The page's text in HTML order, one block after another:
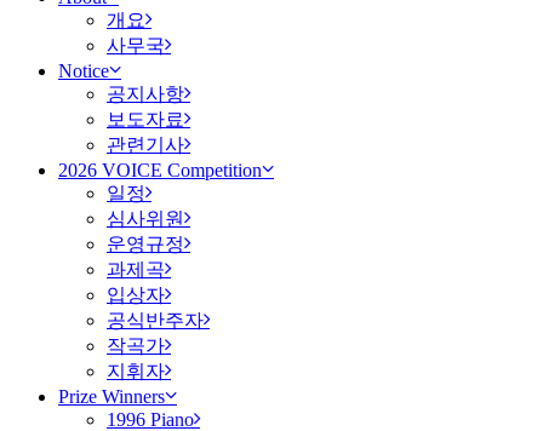
개요
사무국
Notice
공지사항
보도자료
관련기사
2026 VOICE Competition
일정
심사위원
운영규정
과제곡
입상자
공식반주자
작곡가
지휘자
Prize Winners
1996 Piano